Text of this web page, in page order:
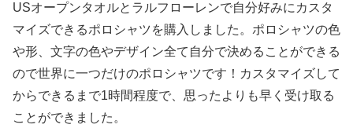
USオープンタオルとラルフローレンで自分好みにカスタ
マイズできるポロシャツを購入しました。ポロシャツの色
や形、文字の色やデザイン全て自分で決めることができる
ので世界に一つだけのポロシャツです！カスタマイズして
からできるまで1時間程度で、思ったよりも早く受け取る
ことができました。